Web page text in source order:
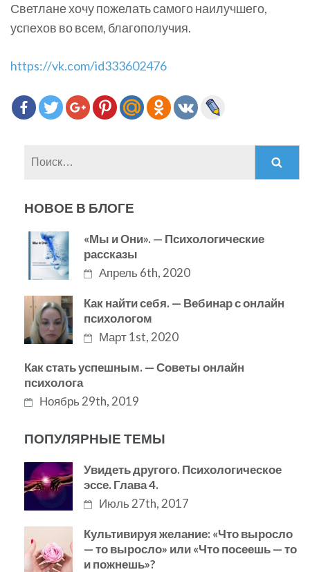
Светлане хочу пожелать самого наилучшего,
успехов во всем, благополучия.
https://vk.com/id333602476
НОВОЕ В БЛОГЕ
«Мы и Они». — Психологические
рассказы
Апрель 6th, 2020
Как найти себя. — Вебинар с онлайн
психологом
Март 1st, 2020
Как стать успешным. — Советы онлайн
психолога
Ноябрь 29th, 2019
ПОПУЛЯРНЫЕ ТЕМЫ
Увидеть другого. Психологическое
эссе. Глава 4.
Июль 27th, 2017
Культивируя желание: «Что выросло
— то выросло» или «Что посеешь — то
и пожнешь»?